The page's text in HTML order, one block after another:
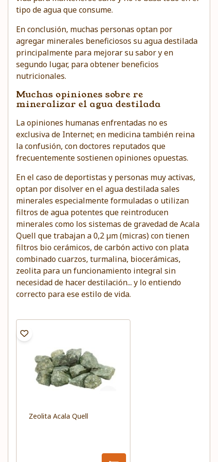
tipo de agua que consume.
En conclusión, muchas personas optan por
agregar minerales beneficiosos su agua destilada
principalmente para mejorar su sabor y en
segundo lugar, para obtener beneficios
nutricionales.
Muchas opiniones sobre re
mineralizar el agua destilada
La opiniones humanas enfrentadas no es
exclusiva de Internet; en medicina también reina
la confusión, con doctores reputados que
frecuentemente sostienen opiniones opuestas.
En el caso de deportistas y personas muy activas,
optan por disolver en el agua destilada sales
minerales especialmente formuladas o utilizan
filtros de agua potentes que reintroducen
minerales como los sistemas de gravedad deAcala
Quell que trabajan a 0,2 µm (micras)con tienen
filtros bio cerámicos, de carbón activo con plata
combinado cuarzos, turmalina, biocerámicas,
zeolita para un funcionamiento integral sin
necesidad de hacer destilación... y lo entiendo
correcto para ese estilo de vida.
Zeolita Acala Quell